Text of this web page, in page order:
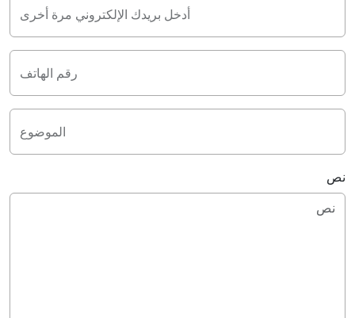
أدخل بريدك الإلكتروني مرة أخرى
رقم الهاتف
الموضوع
نص